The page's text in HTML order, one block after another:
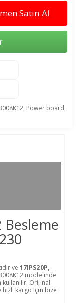
Satın Al
, Power board,
Besleme
ve 17IPS20P,
modelinde
Orijinal
kargo için bize